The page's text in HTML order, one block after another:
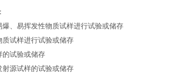
爆、易挥发性物质试样进行试验或储存
质试样进行试验或储存
的试验或储存
射源试样的试验或储存